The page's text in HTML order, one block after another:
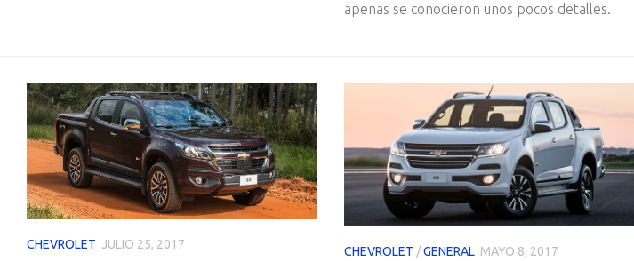
apenas se conocieron unos pocos detalles.
CHEVROLET JULIO 25, 2017 CHEVROLET /GENERAL MAYO 8, 2017